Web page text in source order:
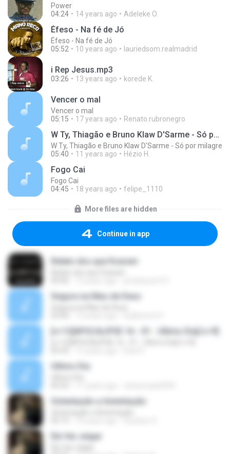
Power
04:24
14 years ago Adeleke O.
Éfeso - Na fé de Jó
Éfeso - Na fé de Jó
05:52
10 years ago lauriedsom.realmadrid
i Rep Jesus.mp3
03:26 13 years ago korede K.
Vencer o mal
Vencer o mal
05:15
17 years ago Renato.rubronegro
W Ty, Thiagão e Bruno Klaw D'Sarme - Só por milagre
W Ty, Thiagão e Bruno Klaw D'Sarme - Só por milagre
05:40
11 years ago Hézio H.
Fogo Cai
Fogo Cai
04:45
18 years ago felipe_1110
More files are hidden
Continue in app
Relato dos que ficaram
Segura na Mao de Deus
[c=12]APOCALIPSE 16 - 01 - Ultimo Dia[/c=9]
Ultimo Dia
Ostentação e Astentação
Ele Vai Julgar